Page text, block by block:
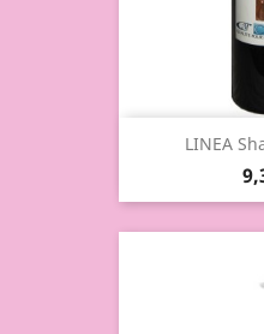
LINEA